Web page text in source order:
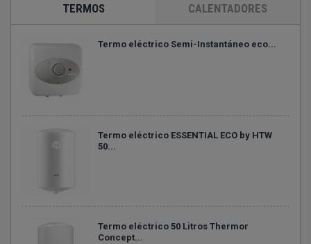
TERMOS CALENTADORES
Termo eléctrico Semi-Instantáneo eco...
Termo eléctrico ESSENTIAL ECO by HTW
50...
Termo eléctrico 50 Litros Thermor
Concept...